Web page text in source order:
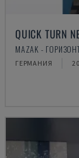
QUICK TURN
MAZAK -
ГЕРМАНИЯ